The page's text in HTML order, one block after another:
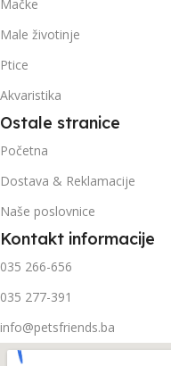
Mačke
Male životinje
Ptice
Akvaristika
Ostale stranice
Početna
Dostava & Reklamacije
Naše poslovnice
Kontakt informacije
035 266-656
035 277-391
info@petsfriends.ba